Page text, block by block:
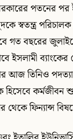
পতনের পর
স্বতন্ত্র পরিচালক
তবে গত বছরের
ইসলামী
আজ তিনিও
হিসেবে
থেকে ফিন্যান্স